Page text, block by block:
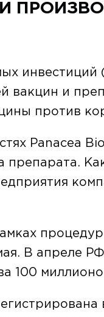
вакцин и
против
Panacea
В апреле
100